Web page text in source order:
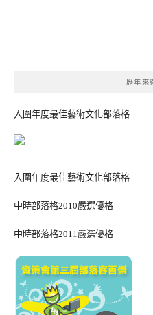
歷年來
入圍年度最佳藝術文化部落格
入圍年度最佳藝術文化部落格
中時部落格2010嚴選優格
中時部落格2011嚴選優格